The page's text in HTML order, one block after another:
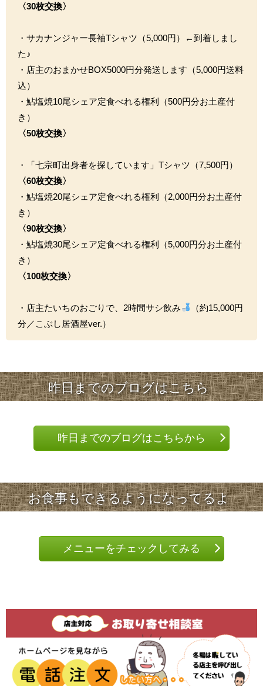
〈30枚交換〉
・サカナンジャー長袖Tシャツ（5,000円）←到着しまし
た♪
・店主のおまかせBOX5000円分発送します（5,000円送料
込）
・鮎塩焼10尾シェア定食べれる権利（500円分お土産付
き）
〈50枚交換〉
・「七宗町出身者を探しています」Tシャツ（7,500円）
〈60枚交換〉
・鮎塩焼20尾シェア定食べれる権利（2,000円分お土産付
き）
〈90枚交換〉
・鮎塩焼30尾シェア定食べれる権利（5,000円分お土産付
き）
〈100枚交換〉
・店主たいちのおごりで、2時間サシ飲み
（約15,000円
分／こぶし居酒屋ver.）
昨日までのブログはこちら
昨日までのブログはこちらから
お食事もできるようになってるよ
メニューをチェックしてみる